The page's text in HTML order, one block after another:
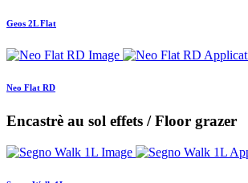
Geos 2L Flat
Neo Flat RD
Encastrè au sol effets / Floor grazer